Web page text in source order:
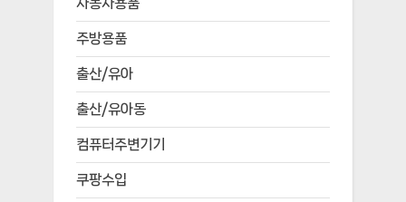
주방용품
출산/유아
출산/유아동
컴퓨터주변기기
쿠팡수입